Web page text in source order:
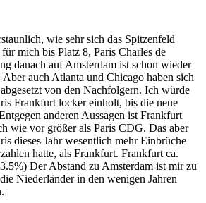
wie sehr sich das Spitzenfeld
mich bis Platz 8, Paris Charles de
danach auf Amsterdam ist schon wieder
auch Atlanta und Chicago haben sich
von den Nachfolgern. Ich würde
Frankfurt locker einholt, bis die neue
anderen Aussagen ist Frankfurt
wie vor größer als Paris CDG. Das aber
dieses Jahr wesentlich mehr Einbrüche
hatte, als Frankfurt. Frankfurt ca.
Der Abstand zu Amsterdam ist mir zu
Niederländer in den wenigen Jahren